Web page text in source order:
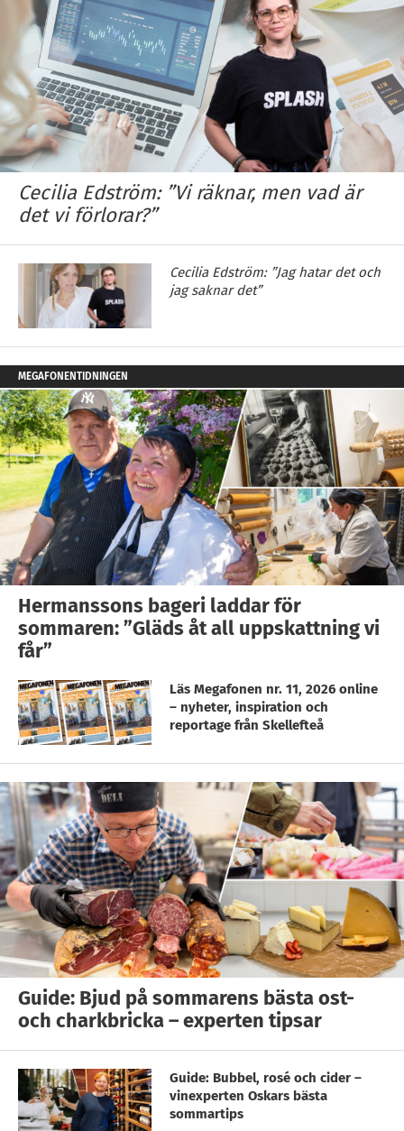
Cecilia Edström: ”Vi räknar, men vad är
det vi förlorar?”
Cecilia Edström: ”Jag hatar det och
jag saknar det”
MEGAFONENTIDNINGEN
Hermanssons bageri laddar för
sommaren: ”Gläds åt all uppskattning vi
får”
Läs Megafonen nr. 11, 2026 online
– nyheter, inspiration och
reportage från Skellefteå
Guide: Bjud på sommarens bästa ost-
och charkbricka – experten tipsar
Guide: Bubbel, rosé och cider –
vinexperten Oskars bästa
sommartips